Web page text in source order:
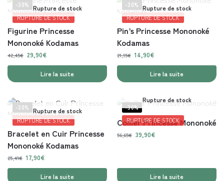
-30%
RUPTURE DE STOCK
Rupture de stock
Figurine Princesse
Mononoké Kodamas
42,45€ 29,90€
Lire la suite
-30%
RUPTURE DE STOCK
Rupture de stock
Pin’s Princesse Mononoké
Kodamas
21,15€ 14,90€
Lire la suite
-30%
RUPTURE DE STOCK
Rupture de stock
Bracelet en Cuir Princesse
Mononoké Kodamas
25,41€ 17,90€
Lire la suite
-30%
RUPTURE DE STOCK
Rupture de stock
Collier Princesse Mononoké
56,65€ 39,90€
Lire la suite